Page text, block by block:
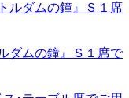
ダムの鐘』Ｓ１席で